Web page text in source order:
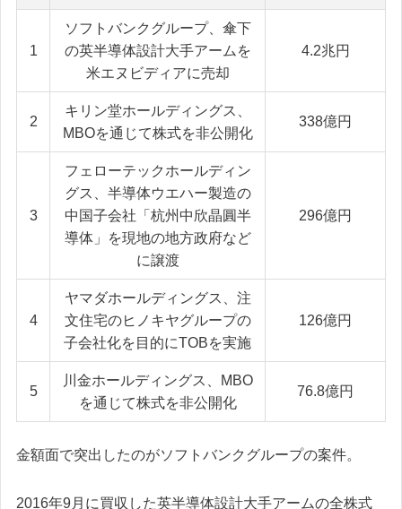
1
ソフトバンクグループ、傘下
の英半導体設計大手アームを
米エヌビディアに売却
4.2兆円
2
キリン堂ホールディングス、
MBOを通じて株式を非公開化
338億円
3
フェローテックホールディン
グス、半導体ウエハー製造の
中国子会社「杭州中欣晶圓半
導体」を現地の地方政府など
に譲渡
296億円
4
ヤマダホールディングス、注
文住宅のヒノキヤグループの
子会社化を目的にTOBを実施
126億円
5
川金ホールディングス、MBO
を通じて株式を非公開化
76.8億円
金額面で突出したのがソフトバンクグループの案件。
2016年9月に買収した英半導体設計大手アームの全株式